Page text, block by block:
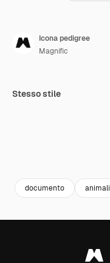
Icona pedigree
Magnific
Stesso stile
documento animali